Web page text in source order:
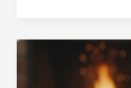
sélectionner